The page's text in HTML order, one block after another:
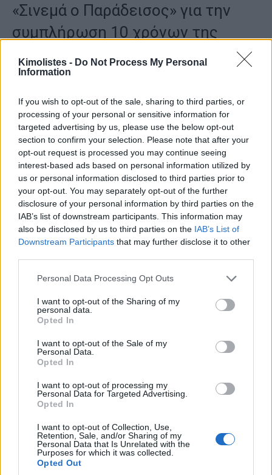
Kimolistes - Do Not Process My Personal
Information
If you wish to opt-out of the sale, sharing to third parties, or
processing of your personal or sensitive information for
targeted advertising by us, please use the below opt-out
section to confirm your selection. Please note that after your
opt-out request is processed you may continue seeing
interest-based ads based on personal information utilized by
us or personal information disclosed to third parties prior to
your opt-out. You may separately opt-out of the further
disclosure of your personal information by third parties on the
IAB’s list of downstream participants. This information may
also be disclosed by us to third parties on the IAB’s List of
Downstream Participants that may further disclose it to other
Please note that this website/app uses one or more Google
not limited to your visit or usage behaviour. You may click to
grant or deny consent to Google and its third-party tags to
use your data for below specified purposes in below Google
consent section.
Personal Data Processing Opt Outs
I want to opt-out of the Sharing of my
personal data.
Opted In
I want to opt-out of the Sale of my
Personal Data.
Opted In
I want to opt-out of processing my
Personal Data for Targeted Advertising.
Opted In
I want to opt-out of Collection, Use,
Retention, Sale, and/or Sharing of my
Personal Data that Is Unrelated with the
Purposes for which it was collected.
Opted Out
«Σινεμά ο Παράδεισος» για την
συμπλήρωση 10 χρόνων της
Εθελοντικής Ομάδας
«Κιμωλίστες» (ΑΜΚΕ).